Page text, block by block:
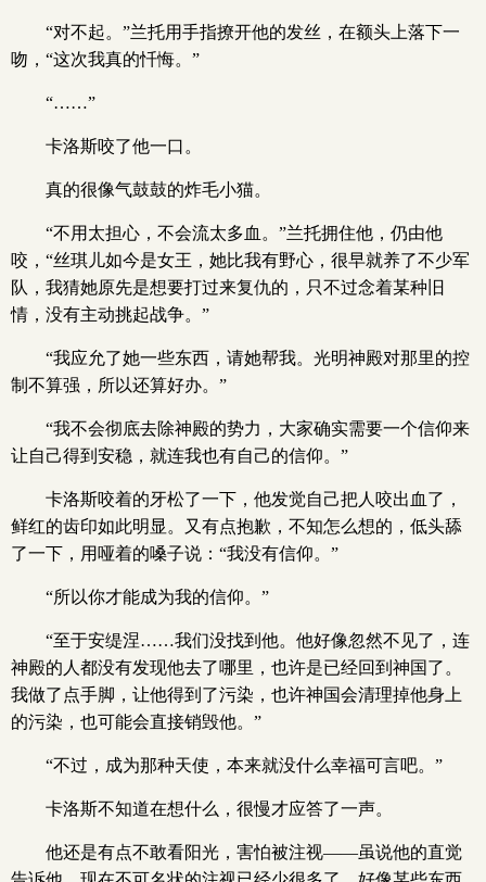
“对不起。”兰托用手指撩开他的发丝，在额头上落下一
吻，“这次我真的忏悔。”
“……”
卡洛斯咬了他一口。
真的很像气鼓鼓的炸毛小猫。
“不用太担心，不会流太多血。”兰托拥住他，仍由他
咬，“丝琪儿如今是女王，她比我有野心，很早就养了不少军
队，我猜她原先是想要打过来复仇的，只不过念着某种旧
情，没有主动挑起战争。”
“我应允了她一些东西，请她帮我。光明神殿对那里的控
制不算强，所以还算好办。”
“我不会彻底去除神殿的势力，大家确实需要一个信仰来
让自己得到安稳，就连我也有自己的信仰。”
卡洛斯咬着的牙松了一下，他发觉自己把人咬出血了，
鲜红的齿印如此明显。又有点抱歉，不知怎么想的，低头舔
了一下，用哑着的嗓子说：“我没有信仰。”
“所以你才能成为我的信仰。”
“至于安缇涅……我们没找到他。他好像忽然不见了，连
神殿的人都没有发现他去了哪里，也许是已经回到神国了。
我做了点手脚，让他得到了污染，也许神国会清理掉他身上
的污染，也可能会直接销毁他。”
“不过，成为那种天使，本来就没什么幸福可言吧。”
卡洛斯不知道在想什么，很慢才应答了一声。
他还是有点不敢看阳光，害怕被注视——虽说他的直觉